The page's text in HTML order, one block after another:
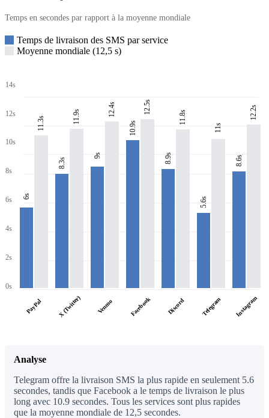
Temps en secondes par rapport à la moyenne mondiale
Temps de livraison des SMS par service
Moyenne mondiale (12,5 s)
14s
12s
10s
8s
6s
4s
2s
0s
6s
11.3s
PayPal
8.3s
11.9s
X (Twitter)
9s
12.4s
Venmo
10.9s
12.5s
Facebook
8.9s
11.8s
Discord
5.6s
11s
Telegram
8.6s
12.2s
Instagram
Analyse
Telegram offre la livraison SMS la plus rapide en seulement 5.6
secondes, tandis que Facebook a le temps de livraison le plus
long avec 10.9 secondes. Tous les services sont plus rapides
que la moyenne mondiale de 12,5 secondes.